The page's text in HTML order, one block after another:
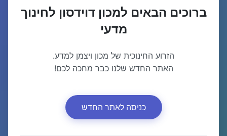
ברוכים הבאים למכון דוידסון לחינוך
מדעי
הזרוע החינוכית של מכון ויצמן למדע.
האתר החדש שלנו כבר מחכה לכם!
כניסה לאתר החדש